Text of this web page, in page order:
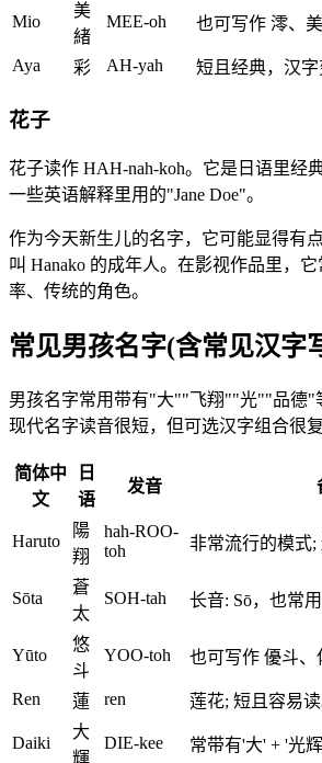
Mio
美
緒
MEE-oh 也可写作 澪、美
Aya 彩 AH-yah 短且经典，汉字
花子
花子读作 HAH-nah-koh。它是日语里经
一些英语解释里用的"Jane Doe"。
作为今天新生儿的名字，它可能显得有
叫 Hanako 的成年人。在影视作品里，
率、传统的角色。
常见男孩名字(含常见汉字
男孩名字常用带有"大""飞翔""光""品德"
现代名字读音很短，但可选汉字组合很复
简体中
文
日
语
发音
Haruto
陽
翔
hah-ROO-
toh
非常流行的模式;
Sōta
蒼
太
SOH-tah 长音: Sō，也常
Yūto
悠
斗
YOO-toh 也可写作 優斗、
Ren 蓮 ren 莲花; 短且容易读
Daiki
大
輝
DIE-kee 常带有'大' + '光